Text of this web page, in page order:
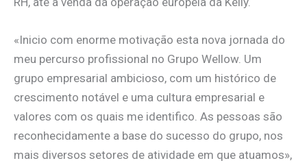
«Inicio com enorme motivação esta nova jornada do
meu percurso profissional no Grupo Wellow. Um
grupo empresarial ambicioso, com um histórico de
crescimento notável e uma cultura empresarial e
valores com os quais me identifico. As pessoas são
reconhecidamente a base do sucesso do grupo, nos
mais diversos setores de atividade em que atuamos»,